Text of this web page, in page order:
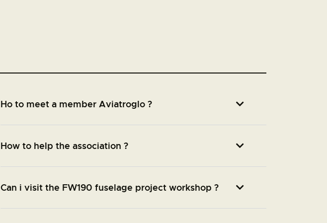
Ho to meet a member Aviatroglo ?
How to help the association ?
Can i visit the FW190 fuselage project workshop ?